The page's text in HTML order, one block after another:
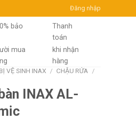
Đăng nhập
bảo
mua
Thanh
toán
khi nhận
hàng
VỆ SINH INAX / CHẬU RỬA
/
INAX AL-